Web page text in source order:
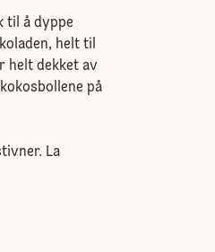
til å dyppe
helt til
helt dekket av
på
La